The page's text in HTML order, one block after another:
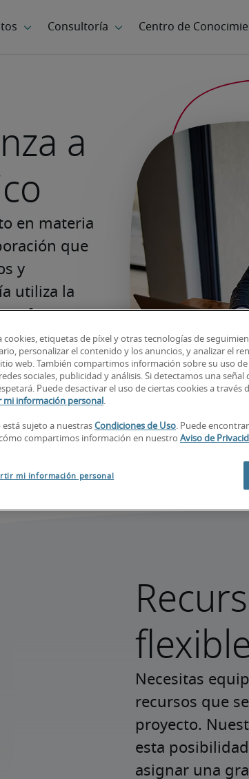
a
en materia
que
y
utiliza la
formar
que
Necesitas
recursos que
proyecto.
esta
asignar una
cookies, etiquetas de píxel y otras tecnologías de
personalizar el contenido y los anuncios, y analizar el
web. También compartimos información sobre su uso
sociales, publicidad y análisis. Si detectamos una señal
Puede desactivar el uso de ciertas cookies a través
información personal .
está sujeto a nuestras Condiciones de Uso. Puede
compartimos información en nuestro Aviso de
mi información personal